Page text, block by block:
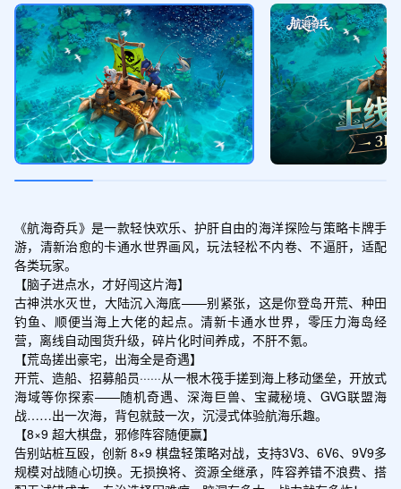
《航海奇兵》是一款轻快欢乐、护肝自由的海洋探险与策略卡牌手
游，清新治愈的卡通水世界画风，玩法轻松不内卷、不逼肝，适配
各类玩家。
【脑子进点水，才好闯这片海】
古神洪水灭世，大陆沉入海底——别紧张，这是你登岛开荒、种田
钓鱼、顺便当海上大佬的起点。清新卡通水世界，零压力海岛经
营，离线自动囤货升级，碎片化时间养成，不肝不氪。
【荒岛搓出豪宅，出海全是奇遇】
开荒、造船、招募船员······从一根木筏手搓到海上移动堡垒，开放式
海域等你探索——随机奇遇、深海巨兽、宝藏秘境、GVG联盟海
战……出一次海，背包就鼓一次，沉浸式体验航海乐趣。
【8×9 超大棋盘，邪修阵容随便赢】
告别站桩互殴，创新 8×9 棋盘轻策略对战，支持3V3、6V6、9V9多
规模对战随心切换。无损换将、资源全继承，阵容养错不浪费、搭